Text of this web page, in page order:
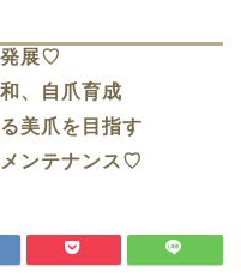
発展♡
、自爪育成
美爪を目指す
ンテナンス♡